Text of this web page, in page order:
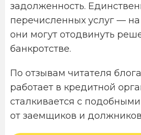
задолженность.
перечисленных услуг —
они могут отодвинуть
банкротстве.
По отзывам читателя
работает в кредитной
сталкивается с
от заемщиков и